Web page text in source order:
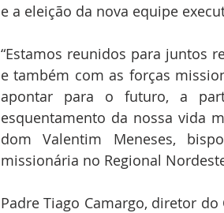
e a eleição da nova equipe
“Estamos reunidos para juntos
e também com as forças
apontar para o futuro, a
esquentamento da nossa vida
dom Valentim Meneses,
missionária no Regional
Padre Tiago Camargo, diretor